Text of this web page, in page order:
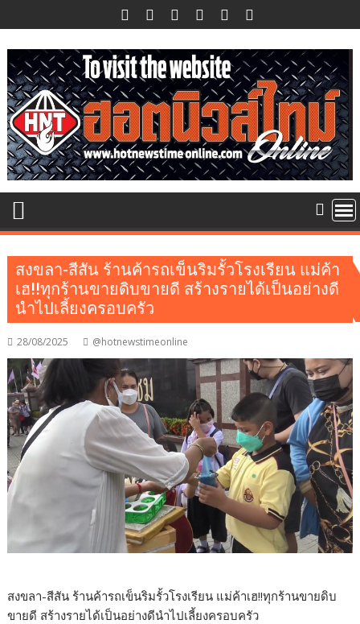
to
content
สงขลา-สีสัน ร้านค้ารถเข็นริมรั้วโรงเรียน แม่ค้า
เฮ!!ทุกร้านขายดิบขายดี สร้างรายได้เป็นอย่างดี
นำไปเลี้ยงครอบครัว
28/08/2025 @hotnewstimeonline
สงขลา-สีสัน ร้านค้ารถเข็นริมรั้วโรงเรียน แม่ค้าเฮ!!ทุกร้านขายดิบ
ขายดี สร้างรายได้เป็นอย่างดีนำไปเลี้ยงครอบครัว